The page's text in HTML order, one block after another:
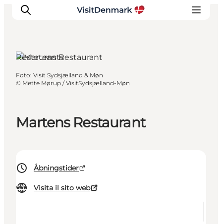
Ispirazioni
Dove dormire
Martens Restaurant
Åbningstider
Visita il sito web
Restaurants
Foto: Visit Sydsjælland & Møn
© Mette Mørup / VisitSydsjælland-Møn